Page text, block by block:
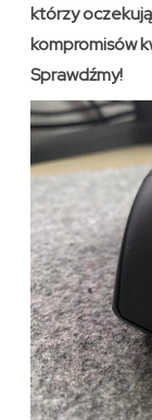
którzy
kompromisów
Sprawdźmy!